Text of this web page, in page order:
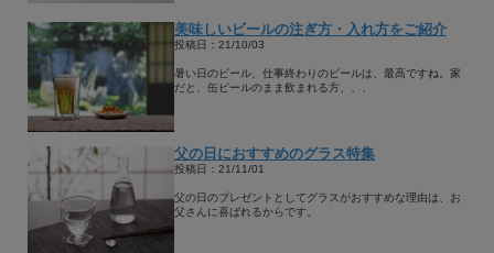
美味しいビールの注ぎ方・入れ方をご紹介
投稿日：21/10/03
暑い日のビール、仕事終わりのビールは、最高ですね。家
だと、缶ビールのまま飲まれる方、、、
父の日におすすめのグラス特集
投稿日：21/11/01
父の日のプレゼントとしてグラスがおすすめな理由は、お
父さんに喜ばれるからです。